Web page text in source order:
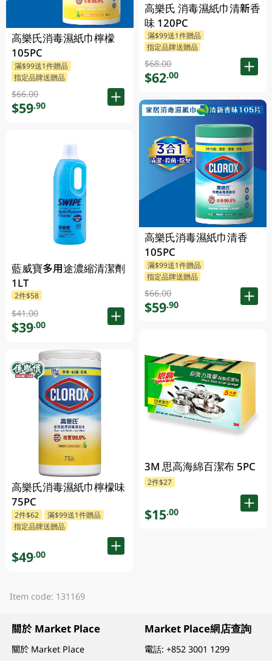
高樂氏消毒濕紙巾檸檬
105PC
滿$99送1件贈品
指定品牌送贈品
$66.00
$59.90
藍威寶多用途濃縮清潔劑
1LT
2件$58
$41.00
$39.00
高樂氏消毒濕紙巾檸檬味
75PC
2件$62
滿$99送1件贈品
指定品牌送贈品
$49.00
高樂氏 消毒濕紙巾清新香
味 120PC
滿$99送1件贈品
指定品牌送贈品
$68.00
$62.00
高樂氏消毒濕紙巾清香
105PC
滿$99送1件贈品
指定品牌送贈品
$66.00
$59.90
3M 思高海綿百潔布 5PC
2件$27
$15.00
Item code: 131169
關於 Market Place
關於 Market Place
Market Place網店查詢
電話:+852 3001 1299